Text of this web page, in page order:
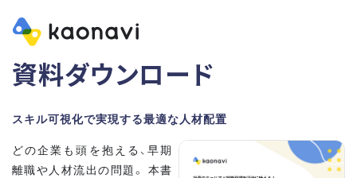
資料ダウンロード
スキル可視化で実現する最適な人材配置
どの企業も頭を抱える、早期
離職や人材流出の問題。 本書